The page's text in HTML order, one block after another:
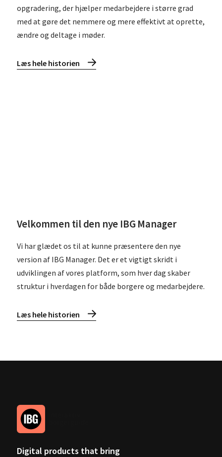
opgradering, der hjælper medarbejdere i større grad
med at gøre det nemmere og mere effektivt at oprette,
ændre og deltage i møder.
Læs hele historien
Velkommen til den nye IBG Manager
Vi har glædet os til at kunne præsentere den nye
version af IBG Manager. Det er et vigtigt skridt i
udviklingen af vores platform, som hver dag skaber
struktur i hverdagen for både borgere og medarbejdere.
Læs hele historien
Digital products that bring